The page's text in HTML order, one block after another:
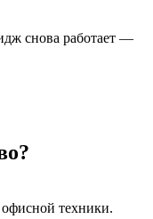
снова работает —
техники.